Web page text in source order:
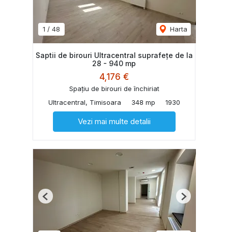
1 / 48 Harta
Saptii de birouri Ultracentral suprafețe de la
28 - 940 mp
4,176 €
Spațiu de birouri de închiriat
Ultracentral, Timisoara
348 mp 1930
Vezi mai multe detalii
Previous Next